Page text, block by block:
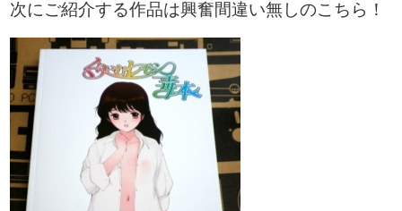
次にご紹介する作品は興奮間違い無しのこちら！